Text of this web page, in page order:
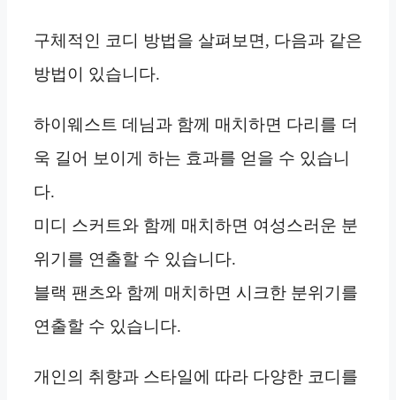
구체적인 코디 방법을 살펴보면, 다음과 같은
방법이 있습니다.
하이웨스트 데님과 함께 매치하면 다리를 더
욱 길어 보이게 하는 효과를 얻을 수 있습니
다.
미디 스커트와 함께 매치하면 여성스러운 분
위기를 연출할 수 있습니다.
블랙 팬츠와 함께 매치하면 시크한 분위기를
연출할 수 있습니다.
개인의 취향과 스타일에 따라 다양한 코디를